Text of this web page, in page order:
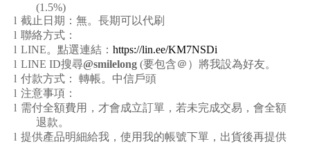
(1.5%)
l 截止日期：無。長期可以代刷
l 聯絡方式：
l LINE。點選連結： https://lin.ee/KM7NSDi
l LINE ID搜尋@smilelong (要包含＠）將我設為好友。
l 付款方式： 轉帳。中信戶頭
l 注意事項：
l 需付全額費用，才會成立訂單，若未完成交易，會全額
退款。
l 提供產品明細給我，使用我的帳號下單，出貨後再提供